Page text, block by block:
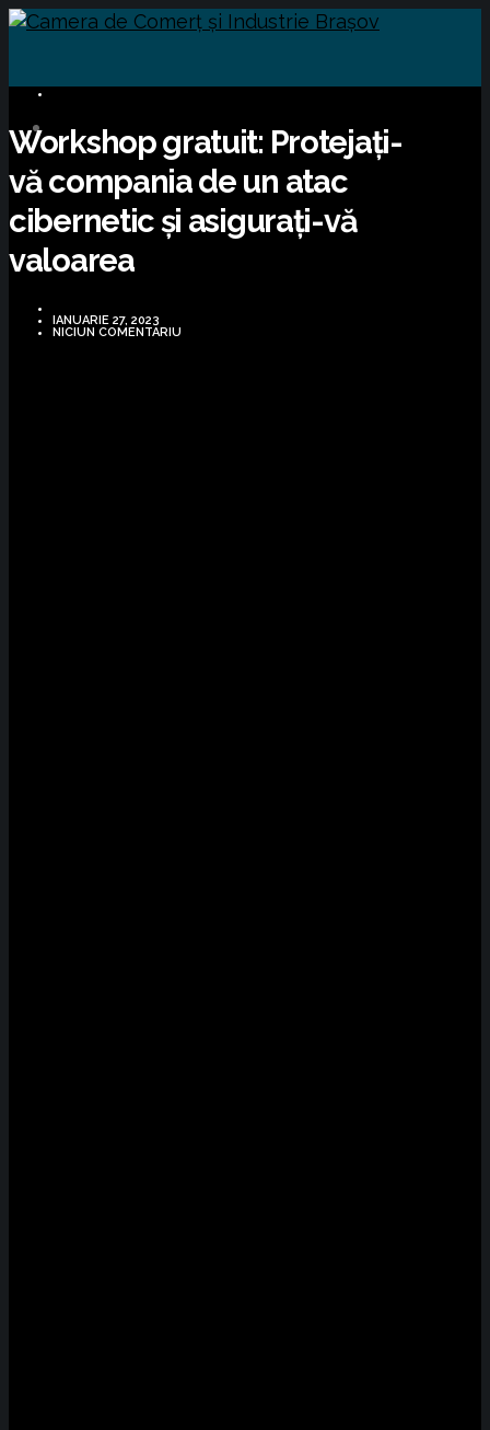
Workshop gratuit: Protejați-
vă compania de un atac
cibernetic și asigurați-vă
valoarea
IANUARIE 27, 2023
NICIUN COMENTARIU